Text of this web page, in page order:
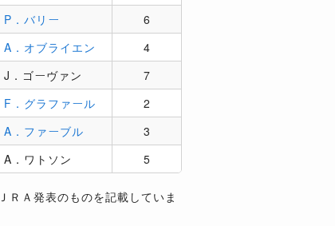
P．バリー
6
A．オブライエン
4
J．ゴーヴァン
7
F．グラファール
2
A．ファーブル
3
A．ワトソン 5
ＲＡ発表のものを記載していま